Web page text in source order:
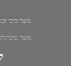
מוצר סיבי
מוצר